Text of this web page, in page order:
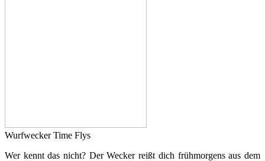
Wurfwecker Time Flys
Wer kennt das nicht? Der Wecker reißt dich frühmorgens aus dem